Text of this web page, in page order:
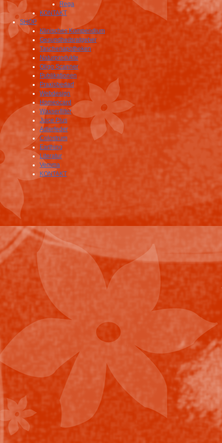
Rega
KONTAKT
SHOP
Klinisches Kompendium
Gesundheitsratgeber
Taschenapotheken
Naturprodukte
Oligo Scanner
Publikationen
Praxisbedarf
Webdesign
Homeocard
Wasserfilter
Juice Plus
Adlerfeder
Colostrum
Earthing
Literatur
Vemma
KONTAKT